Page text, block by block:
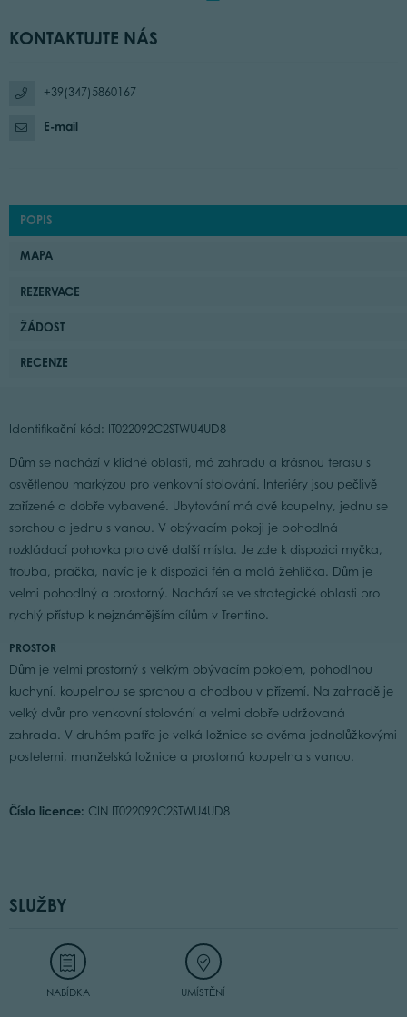
KONTAKTUJTE NÁS
+39(347)5860167
E-mail
POPIS
MAPA
REZERVACE
ŽÁDOST
RECENZE
Identifikační kód: IT022092C2STWU4UD8
Dům se nachází v klidné oblasti, má zahradu a krásnou terasu s
osvětlenou markýzou pro venkovní stolování. Interiéry jsou pečlivě
zařízené a dobře vybavené. Ubytování má dvě koupelny, jednu se
sprchou a jednu s vanou. V obývacím pokoji je pohodlná
rozkládací pohovka pro dvě další místa. Je zde k dispozici myčka,
trouba, pračka, navíc je k dispozici fén a malá žehlička. Dům je
velmi pohodlný a prostorný. Nachází se ve strategické oblasti pro
rychlý přístup k nejznámějším cílům v Trentino.
PROSTOR
Dům je velmi prostorný s velkým obývacím pokojem, pohodlnou
kuchyní, koupelnou se sprchou a chodbou v přízemí. Na zahradě je
velký dvůr pro venkovní stolování a velmi dobře udržovaná
zahrada. V druhém patře je velká ložnice se dvěma jednolůžkovými
postelemi, manželská ložnice a prostorná koupelna s vanou.
Číslo licence: CIN IT022092C2STWU4UD8
SLUŽBY
NABÍDKA UMÍSTĚNÍ